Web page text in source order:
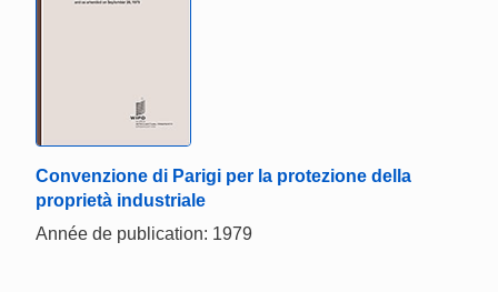
Convenzione di Parigi per la protezione della
proprietà industriale
Année de publication: 1979